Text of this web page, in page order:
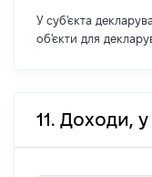
У суб'єкта
об'єкти для
11. Доходи,